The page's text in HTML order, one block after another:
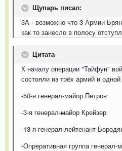
Щупарь писал:
3А - возможно что 3 Армии
как то занесло в полосу
Цитата
К началу операции "Тайфун"
состояли из трёх армий и
-50-я генерал-майор Петров
-3-я генерал-майор Крейзер
-13-я генерал-лейтенант
-Опреративная группа генерал-